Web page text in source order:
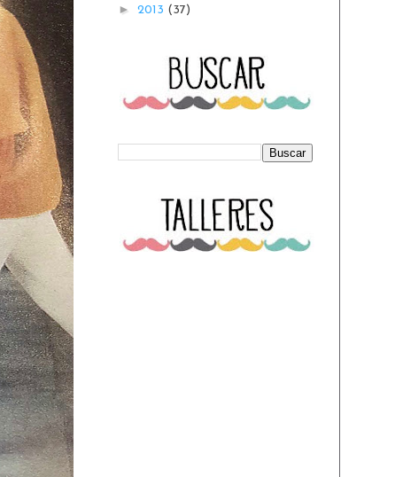
► 2013 (37)